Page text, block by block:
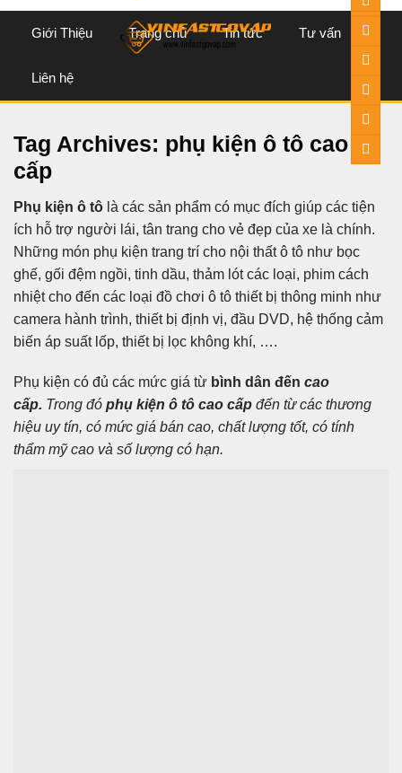
content
Giới Thiệu
Trang chủ Tin tức Tư vấn
Liên hệ
Tag Archives: phụ kiện ô tô cao
cấp
Phụ kiện ô tô là các sản phẩm có mục đích giúp các tiện
ích hỗ trợ người lái, tân trang cho vẻ đẹp của xe là chính.
Những món phụ kiện trang trí cho nội thất ô tô như bọc
ghế, gối đệm ngồi, tinh dầu, thảm lót các loại, phim cách
nhiệt cho đến các loại đồ chơi ô tô thiết bị thông minh như
camera hành trình, thiết bị định vị, đầu DVD, hệ thống cảm
biến áp suất lốp, thiết bị lọc không khí, ….
Phụ kiện có đủ các mức giá từ bình dân đến cao
cấp. Trong đó phụ kiện ô tô cao cấp đến từ các thương
hiệu uy tín, có mức giá bán cao, chất lượng tốt, có tính
thẩm mỹcao và số lượng có hạn.